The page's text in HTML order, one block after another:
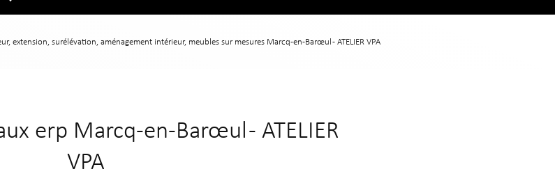
surélévation, aménagement intérieur, meubles sur mesures Marcq-en-Barœul - ATELIER VPA
erp Marcq-en-Barœul - ATELIER
VPA